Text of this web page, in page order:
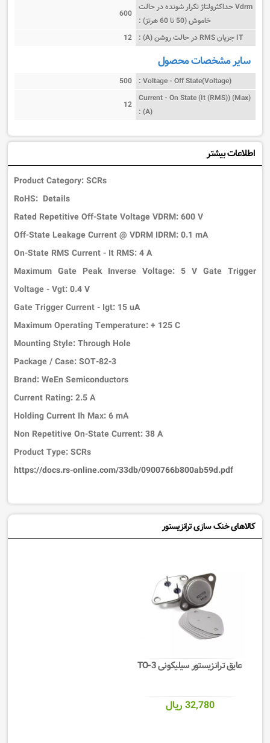
Vdrm حداکثرولتاژ تکرار شونده در حالت
خاموش (50 تا 60 هرتز) :
600
IT جریان RMS در حالت روشن (A) :
12
سایر مشخصات محصول
Voltage - Off State(Voltage) :
500
Current - On State (It (RMS)) (Max)
(A) :
12
اطلاعات بیشتر
Product Category: SCRs
RoHS: Details
Rated Repetitive Off-State Voltage VDRM: 600 V
Off-State Leakage Current @ VDRM IDRM: 0.1 mA
On-State RMS Current - It RMS: 4 A
Maximum Gate Peak Inverse Voltage: 5 V Gate Trigger
Voltage - Vgt: 0.4 V
Gate Trigger Current - Igt: 15 uA
Maximum Operating Temperature: + 125 C
Mounting Style: Through Hole
Package / Case: SOT-82-3
Brand: WeEn Semiconductors
Current Rating: 2.5 A
Holding Current Ih Max: 6 mA
Non Repetitive On-State Current: 38 A
Product Type: SCRs
https://docs.rs-online.com/33db/0900766b800ab59d.pdf
کالاهای خنک سازی ترانزیستور
عایق ترانزیستور سیلیکونی TO-3
32,780 ریال